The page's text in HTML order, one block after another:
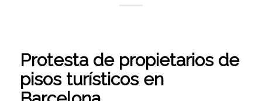
Protesta de propietarios de
pisos turísticos en